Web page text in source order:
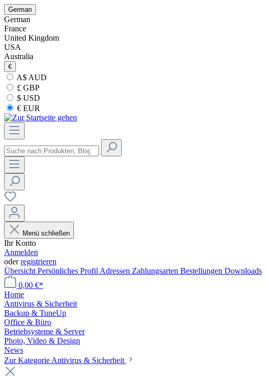
German
German
France
United Kingdom
USA
Australia
€
A$ AUD
£ GBP
$ USD
€ EUR
Menü schließen
Ihr Konto
Anmelden
oderregistrieren
Übersicht Persönliches Profil Adressen Zahlungsarten Bestellungen Downloads
0,00 €*
Home
Antivirus & Sicherheit
Backup & TuneUp
Office & Büro
Betriebsysteme & Server
Photo, Video & Design
News
Zur Kategorie Antivirus & Sicherheit